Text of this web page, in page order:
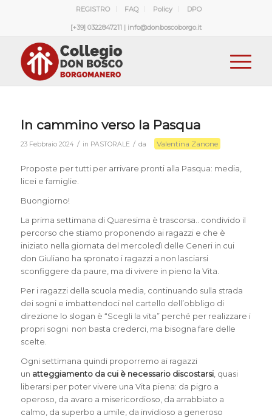
REGISTRO FAQ Policy DPO
[+39] 0322847211 | info@donboscoborgo.it
In cammino verso la Pasqua
23 Febbraio 2024 / in PASTORALE / da Valentina Zanone
Proposte per tutti per arrivare pronti alla Pasqua: media,
licei e famiglie.
Buongiorno!
La prima settimana di Quaresima è trascorsa.. condivido il
percorso che stiamo proponendo ai ragazzi e che è
iniziato nella giornata del mercoledì delle Ceneri in cui
don Giuliano ha spronato i ragazzi a non lasciarsi
sconfiggere da paure, ma di vivere in pieno la Vita.
Per i ragazzi della scuola media, continuando sulla strada
dei sogni e imbattendoci nel cartello dell’obbligo di
direzione lo slogan è “Scegli la vita” perché per realizzare i
propri sogni non basta crederci, ma bisogna fare delle
scelte.
Ogni settimana quindi proporremo ai ragazzi
un atteggiamento da cui è necessario discostarsi, quasi
liberarsi per poter vivere una Vita piena: da pigro a
operoso, da avaro a misericordioso, da arrabbiato a
calmo, da superbo a umile, da invidioso a generoso